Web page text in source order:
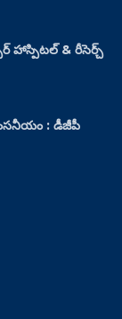
హాస్పిటల్ & రీసెర్చ్
: డీజీపీ